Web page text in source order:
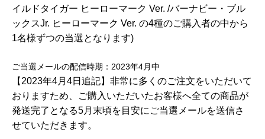
イルドタイガー ヒーローマーク Ver. /バーナビー・ブル
ックスJr. ヒーローマーク Ver. の4種のご購入者の中から
1名様ずつの当選となります)
ご当選メールの配信時期：2023年4月中
【2023年4月4日追記】非常に多くのご注文をいただいて
おりますため、ご購入いただいたお客様へ全ての商品が
発送完了となる5月末頃を目安にご当選メールを送信さ
せていただきます。